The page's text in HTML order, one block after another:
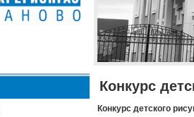
Конкурс
Конкурс детского